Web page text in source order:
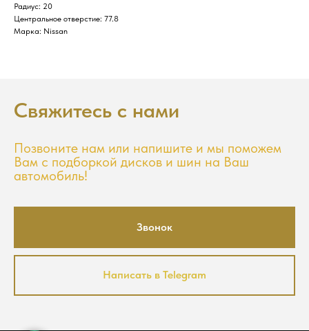
Радиус: 20
Центральное отверстие: 77.8
Марка: Nissan
Свяжитесь с нами
Позвоните нам или напишите и мы поможем
Вам с подборкой дисков и шин на Ваш
автомобиль!
Звонок
Написать в Telegram